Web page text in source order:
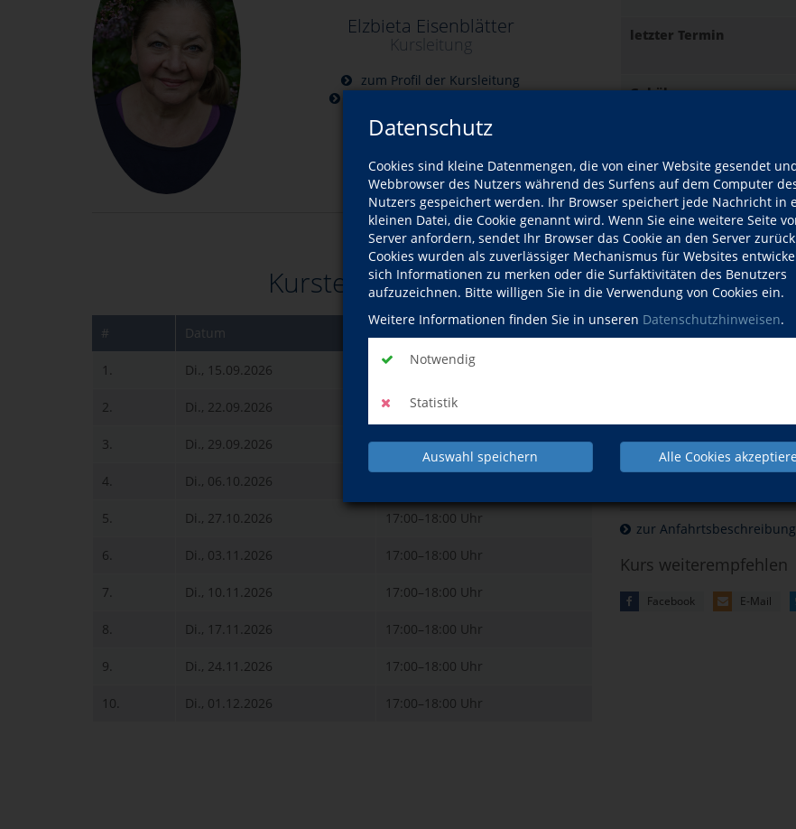
Datenschutz
Cookies sind kleine Datenmengen, die von einer Website gesendet
Webbrowser des Nutzers während des Surfens auf dem Computer
Nutzers gespeichert werden. Ihr Browser speichert jede Nachricht in
kleinen Datei, die Cookie genannt wird. Wenn Sie eine weitere Seite
Server anfordern, sendet Ihr Browser das Cookie an den Server
Cookies wurden als zuverlässiger Mechanismus für Websites
sich Informationen zu merken oder die Surfaktivitäten des Benutzers
aufzuzeichnen. Bitte willigen Sie in die Verwendung von Cookies ein.
Weitere Informationen finden Sie in unseren Datenschutzhinweisen.
Notwendig
Statistik
Auswahl speichern Alle Cookies
letzter Termin
Gebühr
Kursdetails drucken
Kursort
Hier
Mehr
zur Anfahrtsbeschreibung
Kurs weiterempfehlen
Facebook E-Mail
Elzbieta Eisenblätter
Kursleitung
zum Profil der Kursleitung
Kurstermine
# Datum
1. Di., 15.09.2026 17:00–18:00 Uhr
2. Di., 22.09.2026 17:00–18:00 Uhr
3. Di., 29.09.2026 17:00–18:00 Uhr
4. Di., 06.10.2026
5. Di., 27.10.2026 17:00–18:00 Uhr
6. Di., 03.11.2026 17:00–18:00 Uhr
7. Di., 10.11.2026 17:00–18:00 Uhr
8. Di., 17.11.2026 17:00–18:00 Uhr
9. Di., 24.11.2026 17:00–18:00 Uhr
10. Di., 01.12.2026 17:00–18:00 Uhr